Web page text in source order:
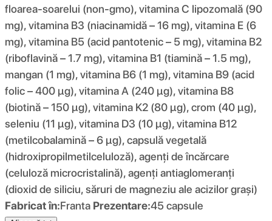
floarea-soarelui (non-gmo), vitamina C lipozomală (90
mg), vitamina B3 (niacinamidă – 16 mg), vitamina E (6
mg), vitamina B5 (acid pantotenic – 5 mg), vitamina B2
(riboflavină – 1.7 mg), vitamina B1 (tiamină – 1.5 mg),
mangan (1 mg), vitamina B6 (1 mg), vitamina B9 (acid
folic – 400 μg), vitamina A (240 μg), vitamina B8
(biotină – 150 μg), vitamina K2 (80 μg), crom (40 μg),
seleniu (11 μg), vitamina D3 (10 μg), vitamina B12
(metilcobalamină – 6 μg), capsulă vegetală
(hidroxipropilmetilceluloză), agenți de încărcare
(celuloză microcristalină), agenți antiaglomeranți
(dioxid de siliciu, săruri de magneziu ale acizilor grași)
Fabricat în:Franta Prezentare:45 capsule